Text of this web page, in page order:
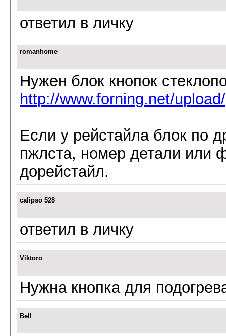
ответил в личку
romanhome
Нужен блок кнопок
http://www.forning.net/
Если у рейстайла блок по
пжлста, номер детали или
дорейстайл.
calipso 528
ответил в личку
Viktoro
Нужна кнопка для
Bell